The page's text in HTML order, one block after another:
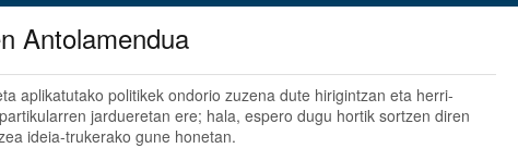
Antolamendua
aplikatutako politikek ondorio zuzena dute hirigintzan eta herri-
jardueretan ere; hala, espero dugu hortik sortzen diren
ideia-trukerako gune honetan.